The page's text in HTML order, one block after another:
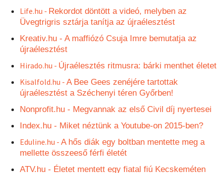
Life.hu - Rekordot döntött a videó, melyben az
Üvegtrigris sztárja tanítja az újraélesztést
Kreativ.hu - A maffiózó Csuja Imre bemutatja az
újraélesztést
Hirado.hu - Újraélesztés ritmusra: bárki menthet életet
Kisalfold.hu - A Bee Gees zenéjére tartottak
újraélesztést a Széchenyi téren Győrben!
Nonprofit.hu - Megvannak az első Civil díj nyertesei
Index.hu - Miket néztünk a Youtube-on 2015-ben?
Eduline.hu - A hős diák egy boltban mentette meg a
mellette összeeső férfi életét
ATV.hu - Életet mentett egy fiatal fiú Kecskeméten